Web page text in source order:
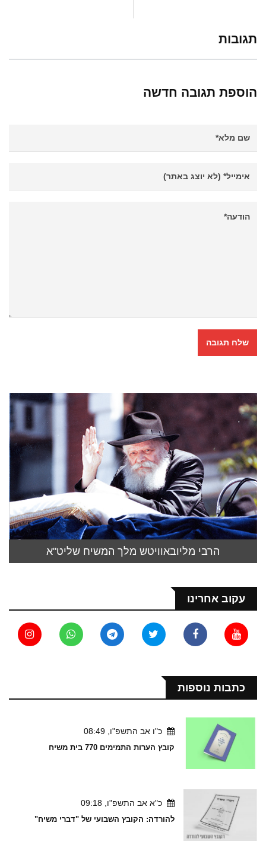
תגובות
הוספת תגובה חדשה
הרבי מליובאוויטש מלך המשיח שליט"א
עקוב אחרינו
כתבות נוספות
כ"ו אב התשפ"ו, 08:49
קובץ הערות התמימים 770 בית משיח
כ"א אב התשפ"ו, 09:18
להורדה: הקובץ השבועי של "דברי משיח"